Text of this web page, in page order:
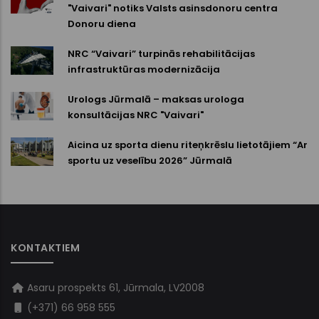
"Vaivari" notiks Valsts asinsdonoru centra
Donoru diena
NRC “Vaivari” turpinās rehabilitācijas
infrastruktūras modernizācija
Urologs Jūrmalā – maksas urologa
konsultācijas NRC "Vaivari"
Aicina uz sporta dienu riteņkrēslu lietotājiem “Ar
sportu uz veselību 2026” Jūrmalā
KONTAKTIEM
Asaru prospekts 61, Jūrmala, LV2008
(+371) 66 958 555